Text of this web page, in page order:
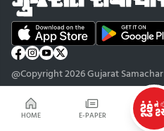
HOME E-PAPER
@Copyright 2026 Gujarat Samachar